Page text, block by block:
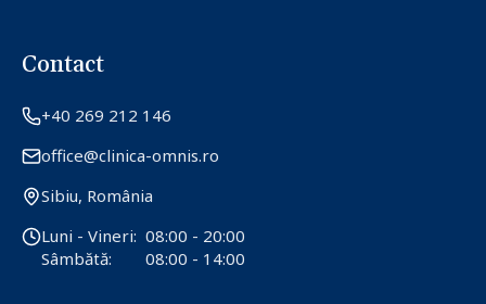
Contact
+40 269 212 146
office@clinica-omnis.ro
Sibiu, România
Luni - Vineri: 08:00 - 20:00
Sâmbătă:
08:00 - 14:00